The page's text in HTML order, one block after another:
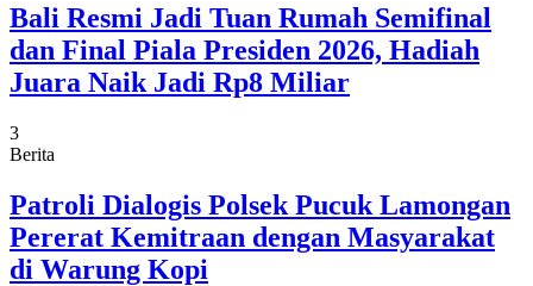
Bali Resmi Jadi Tuan Rumah Semifinal
dan Final Piala Presiden 2026, Hadiah
Juara Naik Jadi Rp8 Miliar
3
Berita
Patroli Dialogis Polsek Pucuk Lamongan
Pererat Kemitraan dengan Masyarakat
di Warung Kopi